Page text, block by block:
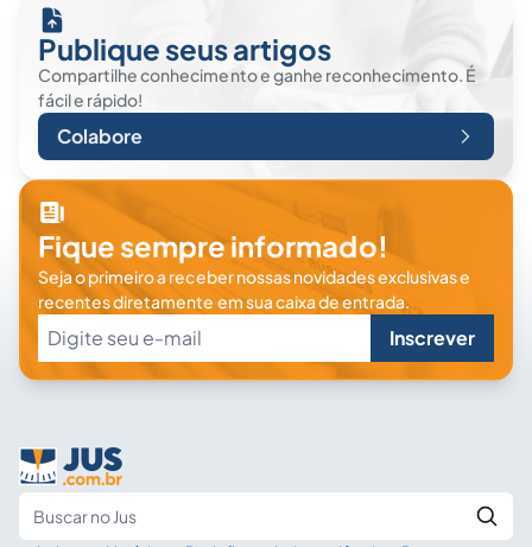
Publique seus artigos
Compartilhe conhecimento e ganhe reconhecimento. É
fácil e rápido!
Colabore
Fique sempre informado!
Seja o primeiro a receber nossas novidades exclusivas e
recentes diretamente em sua caixa de entrada.
Inscrever